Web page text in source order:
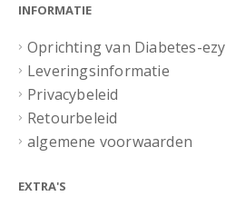
INFORMATIE
Oprichting van Diabetes-ezy
Leveringsinformatie
Privacybeleid
Retourbeleid
algemene voorwaarden
EXTRA'S